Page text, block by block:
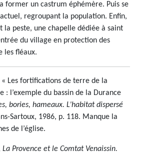
former un castrum éphémère. Puis se
regroupant la population. Enfin,
la peste, une chapelle dédiée à saint
du village en protection des
les fléaux.
Les fortifications de terre de la
: l’exemple du bassin de la Durance
bories, hameaux. L’habitat dispersé
Sartoux, 1986, p. 118. Manque la
de l’église.
La Provence et le Comtat Venaissin.